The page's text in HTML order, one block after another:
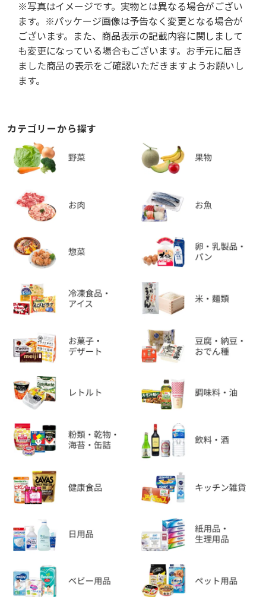
※写真はイメージです。実物とは異なる場合がござい
ます。※パッケージ画像は予告なく変更となる場合が
ございます。また、商品表示の記載内容に関しまして
も変更になっている場合もございます。お手元に届き
ました商品の表示をご確認いただきますようお願いし
ます。
カテゴリーから探す